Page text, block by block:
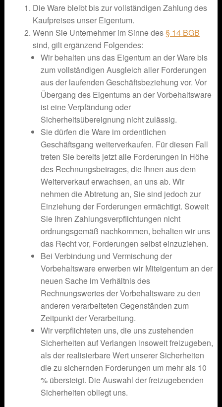
Die Ware bleibt bis zur vollständigen Zahlung des
Kaufpreises unser Eigentum.
Wenn Sie Unternehmer im Sinne des§ 14 BGB
sind, gilt ergänzend Folgendes:
Wir behalten uns das Eigentum an der Ware bis
zum vollständigen Ausgleich aller Forderungen
aus der laufenden Geschäftsbeziehung vor. Vor
Übergang des Eigentums an der Vorbehaltsware
ist eine Verpfändung oder
Sicherheitsübereignung nicht zulässig.
Sie dürfen die Ware im ordentlichen
Geschäftsgang weiterverkaufen. Für diesen Fall
treten Sie bereits jetzt alle Forderungen in Höhe
des Rechnungsbetrages, die Ihnen aus dem
Weiterverkauf erwachsen, an uns ab. Wir
nehmen die Abtretung an, Sie sind jedoch zur
Einziehung der Forderungen ermächtigt. Soweit
Sie Ihren Zahlungsverpflichtungen nicht
ordnungsgemäß nachkommen, behalten wir uns
das Recht vor, Forderungen selbst einzuziehen.
Bei Verbindung und Vermischung der
Vorbehaltsware erwerben wir Miteigentum an der
neuen Sache im Verhältnis des
Rechnungswertes der Vorbehaltsware zu den
anderen verarbeiteten Gegenständen zum
Zeitpunkt der Verarbeitung.
Wir verpflichteten uns, die uns zustehenden
Sicherheiten auf Verlangen insoweit freizugeben,
als der realisierbare Wert unserer Sicherheiten
die zu sichernden Forderungen um mehr als 10
% übersteigt. Die Auswahl der freizugebenden
Sicherheiten obliegt uns.